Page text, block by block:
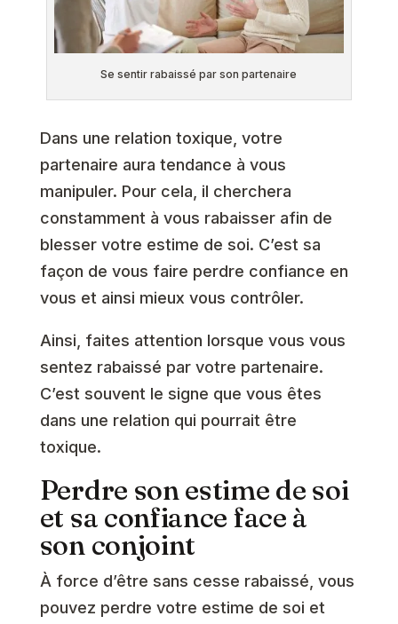
Se sentir rabaissé par son partenaire
Dans une relation toxique, votre
partenaire aura tendance à vous
manipuler. Pour cela, il cherchera
constamment à vous rabaisser afin de
blesser votre estime de soi. C’est sa
façon de vous faire perdre confiance en
vous et ainsi mieux vous contrôler.
Ainsi, faites attention lorsque vous vous
sentez rabaissé par votre partenaire.
C’est souvent le signe que vous êtes
dans une relation qui pourrait être
toxique.
Perdre son estime de soi
et sa confiance face à
son conjoint
À force d’être sans cesse rabaissé, vous
pouvez perdre votre estime de soi et